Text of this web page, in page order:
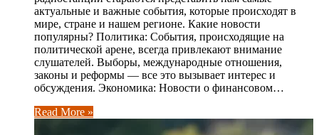
актуальные и важные события, которые происходят в
мире, стране и нашем регионе. Какие новости
популярны? Политика: События, происходящие на
политической арене, всегда привлекают внимание
слушателей. Выборы, международные отношения,
законы и реформы — все это вызывает интерес и
обсуждения. Экономика: Новости о финансовом…
Read More »